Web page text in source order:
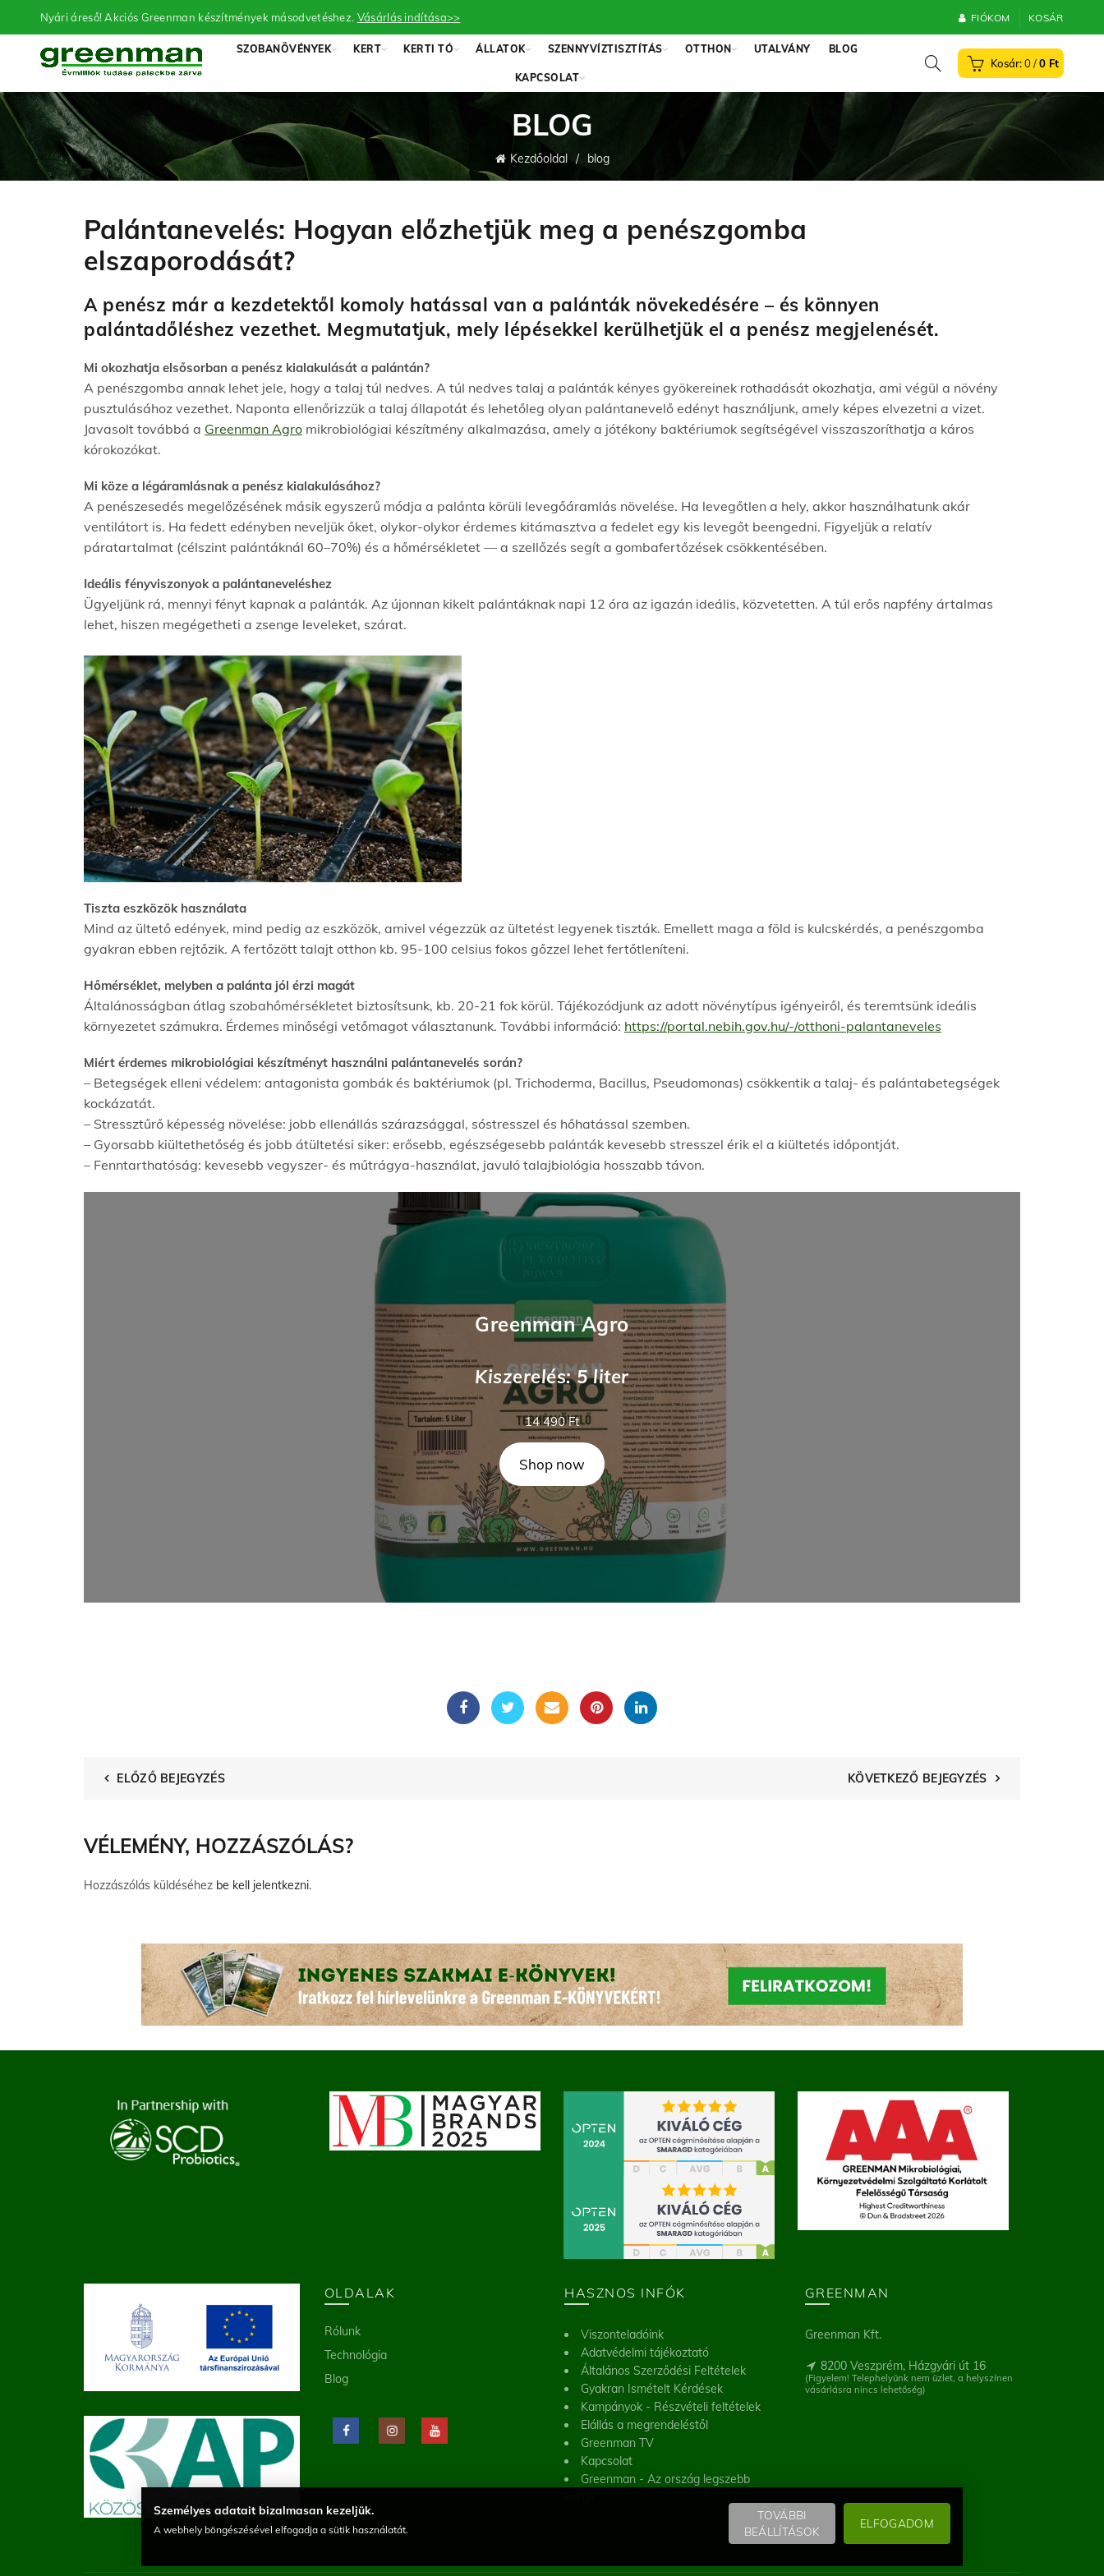
Nyári áreső! Akciós Greenman készítmények másodvetéshez. Vásárlás indítása>> FIÓKOM KOSÁR
SZOBANÖVÉNYEK KERT KERTI TÓ ÁLLATOK SZENNYVÍZTISZTÍTÁS OTTHON UTALVÁNY BLOG
KAPCSOLAT
0 / 0 Ft
BLOG
Kezdőoldal blog
Palántanevelés: Hogyan előzhetjük meg a penészgomba
elszaporodását?
A penész már a kezdetektől komoly hatással van a palánták növekedésére – és könnyen
palántadőléshez vezethet. Megmutatjuk, mely lépésekkel kerülhetjük el a penész megjelenését.
Mi okozhatja elsősorban a penész kialakulását a palántán?
A penészgomba annak lehet jele, hogy a talaj túl nedves. A túl nedves talaj a palánták kényes gyökereinek rothadását okozhatja, ami végül a növény
pusztulásához vezethet. Naponta ellenőrizzük a talaj állapotát és lehetőleg olyan palántanevelő edényt használjunk, amely képes elvezetni a vizet.
Javasolt továbbá a Greenman Agro mikrobiológiai készítmény alkalmazása, amely a jótékony baktériumok segítségével visszaszoríthatja a káros
kórokozókat.
Mi köze a légáramlásnak a penész kialakulásához?
A penészesedés megelőzésének másik egyszerű módja a palánta körüli levegőáramlás növelése. Ha levegőtlen a hely, akkor használhatunk akár
ventilátort is. Ha fedett edényben neveljük őket, olykor-olykor érdemes kitámasztva a fedelet egy kis levegőt beengedni. Figyeljük a relatív
páratartalmat (célszint palántáknál 60–70%) és a hőmérsékletet — a szellőzés segít a gombafertőzések csökkentésében.
Ideális fényviszonyok a palántaneveléshez
Ügyeljünk rá, mennyi fényt kapnak a palánták. Az újonnan kikelt palántáknak napi 12 óra az igazán ideális, közvetetten. A túl erős napfény ártalmas
lehet, hiszen megégetheti a zsenge leveleket, szárat.
Tiszta eszközök használata
Mind az ültető edények, mind pedig az eszközök, amivel végezzük az ültetést legyenek tiszták. Emellett maga a föld is kulcskérdés, a penészgomba
gyakran ebben rejtőzik. A fertőzött talajt otthon kb. 95-100 celsius fokos gőzzel lehet fertőtleníteni.
Hőmérséklet, melyben a palánta jól érzi magát
Általánosságban átlag szobahőmérsékletet biztosítsunk, kb. 20-21 fok körül. Tájékozódjunk az adott növénytípus igényeiről, és teremtsünk ideális
környezetet számukra. Érdemes minőségi vetőmagot választanunk. További információ: https://portal.nebih.gov.hu/-/otthoni-palantaneveles
Miért érdemes mikrobiológiai készítményt használni palántanevelés során?
– Betegségek elleni védelem: antagonista gombák és baktériumok (pl. Trichoderma, Bacillus, Pseudomonas) csökkentik a talaj- és palántabetegségek
kockázatát.
– Stressztűrő képesség növelése: jobb ellenállás szárazsággal, sóstresszel és hőhatással szemben.
– Gyorsabb kiültethetőség és jobb átültetési siker: erősebb, egészségesebb palánták kevesebb stresszel érik el a kiültetés időpontját.
– Fenntarthatóság: kevesebb vegyszer- és műtrágya-használat, javuló talajbiológia hosszabb távon.
Greenman Agro
Kiszerelés: 5 liter
14 490Ft
Shop now
ELŐZŐ BEJEGYZÉS KÖVETKEZŐ BEJEGYZÉS
VÉLEMÉNY, HOZZÁSZÓLÁS?
Hozzászólás küldéséhez be kell jelentkezni.
OLDALAK
Rólunk
Technológia
Blog
HASZNOS INFÓK
Viszonteladóink
Adatvédelmi tájékoztató
Általános Szerződési Feltételek
Gyakran Ismételt Kérdések
Kampányok - Részvételi feltételek
Elállás a megrendeléstől
Greenman TV
Kapcsolat
Greenman - Az ország legszebb
GREENMAN
Greenman Kft.
8200 Veszprém, Házgyári út 16
(Figyelem! Telephelyünk nem üzlet, a helyszínen
vásárlásra nincs lehetőség)
Személyes adatait bizalmasan kezeljük.
A webhely böngészésével elfogadja a sütik használatát.
TOVÁBBI
BEÁLLÍTÁSOK
ELFOGADOM